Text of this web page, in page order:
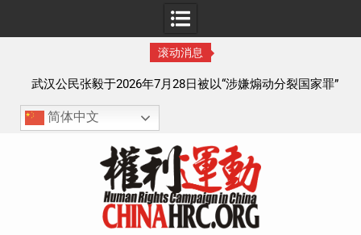
滚动消息
武汉公民张毅于2026年7月28日被以“涉嫌煽动分裂国家罪”
执行逮捕 目前羁押在拉萨市看守所
简体中文